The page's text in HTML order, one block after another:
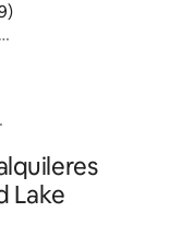
promedio: 4.87 de
acuáticas en uno
grandes y
Lake